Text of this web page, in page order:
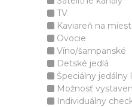
TV
Kaviareň na
Ovocie
Víno/šampanské
Detské jedlá
Špeciálny jedálny
Možnosť
Individuálny